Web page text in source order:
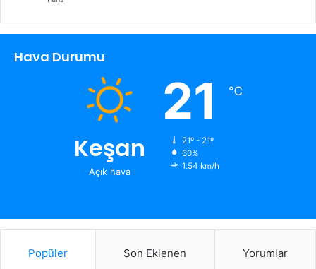
Hava Durumu
Keşan
Açık hava
21 ℃
21º - 21º
60%
1.54 km/h
Popüler Son Eklenen Yorumlar